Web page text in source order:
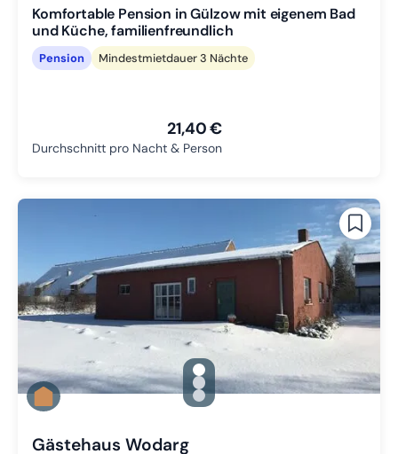
Komfortable Pension in Gülzow mit eigenem Bad
und Küche, familienfreundlich
Pension Mindestmietdauer 3 Nächte
21,40 €
Durchschnitt pro Nacht & Person
gallery.slide_selector
Zu Slide 1 wechseln
Zu Slide 2 wechseln
Zu Slide 3 wechseln
Gästehaus Wodarg